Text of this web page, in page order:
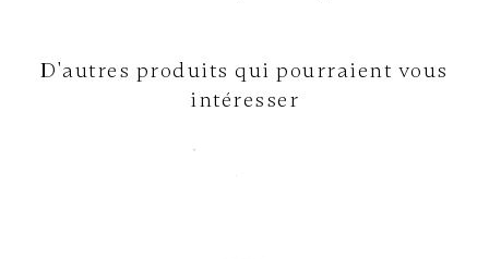
D'autres produits qui pourraient vous
intéresser